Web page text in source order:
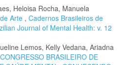
Heloisa Rocha, Manuela
Arte , Cadernos Brasileiros de
Journal of Mental Health: v. 12
Lemos, Kelly Vedana, Ariadna
BRASILEIRO DE